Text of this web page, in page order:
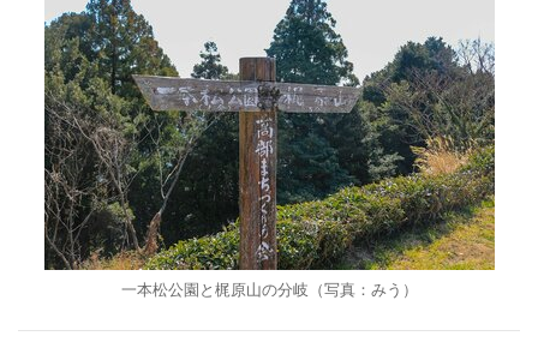
一本松公園と梶原山の分岐（写真：みう）